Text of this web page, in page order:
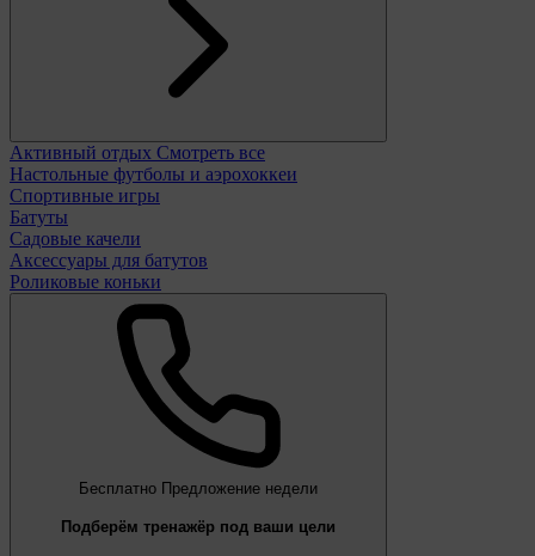
Активный отдых Смотреть все
Настольные футболы и аэрохоккеи
Спортивные игры
Батуты
Садовые качели
Аксессуары для батутов
Роликовые коньки
Бесплатно Предложение недели
Подберём тренажёр под ваши цели